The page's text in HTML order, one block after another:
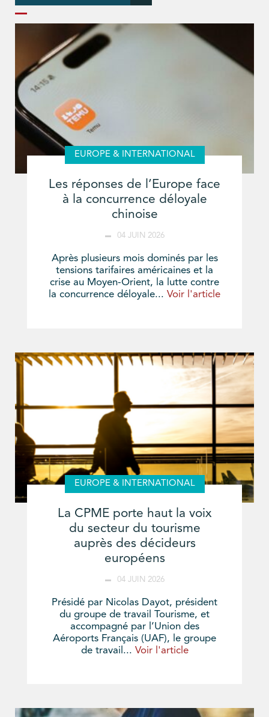
EUROPE & INTERNATIONAL
Les réponses de l’Europe face
à la concurrence déloyale
chinoise
04 JUIN 2026
Après plusieurs mois dominés par les
tensions tarifaires américaines et la
crise au Moyen-Orient, la lutte contre
la concurrence déloyale... Voir l'article
EUROPE & INTERNATIONAL
La CPME porte haut la voix
du secteur du tourisme
auprès des décideurs
européens
04 JUIN 2026
Présidé par Nicolas Dayot, président
du groupe de travail Tourisme, et
accompagné par l’Union des
Aéroports Français (UAF), le groupe
de travail... Voir l'article